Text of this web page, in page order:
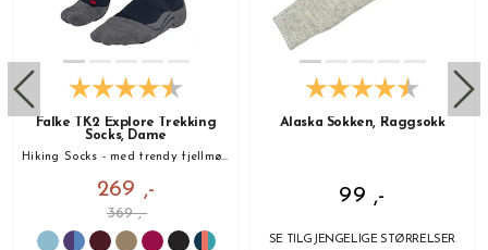
Falke TK2 Explore Trekking
Socks, Dame
Hiking Socks - med trendy fjellmønster!
269 ,-
369 ,-
Alaska Sokken, Raggsokk
99 ,-
SE TILGJENGELIGE STØRRELSER